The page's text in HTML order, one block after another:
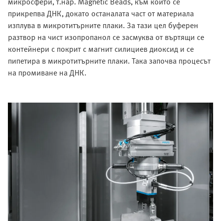
прикрепва ДНК, докато останалата част от материала
изплува в микротитърните плаки. За тази цел буферен
разтвор на чист изопропанол се засмуква от въртящи се
контейнери с покрит с магнит силициев диоксид и се
пипетира в микротитърните плаки. Така започва процесът
на промиване на ДНК.